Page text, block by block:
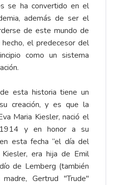
se ha convertido en el
además de ser el
de este mundo de
el predecesor del
como un sistema
esta historia tiene un
creación, y es que la
Maria Kiesler, nació el
y en honor a su
esta fecha “el día del
era hija de Emil
de Lemberg (también
Gertrud "Trude"